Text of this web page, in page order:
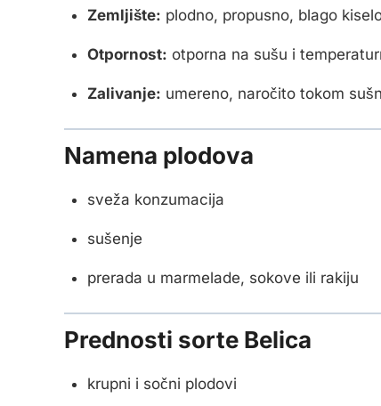
Zemljište: plodno, propusno, blago
Otpornost: otporna na sušu i
Zalivanje: umereno, naročito tokom
Namena plodova
sveža konzumacija
sušenje
prerada u marmelade, sokove ili rakiju
Prednosti sorte Belica
krupni i sočni plodovi